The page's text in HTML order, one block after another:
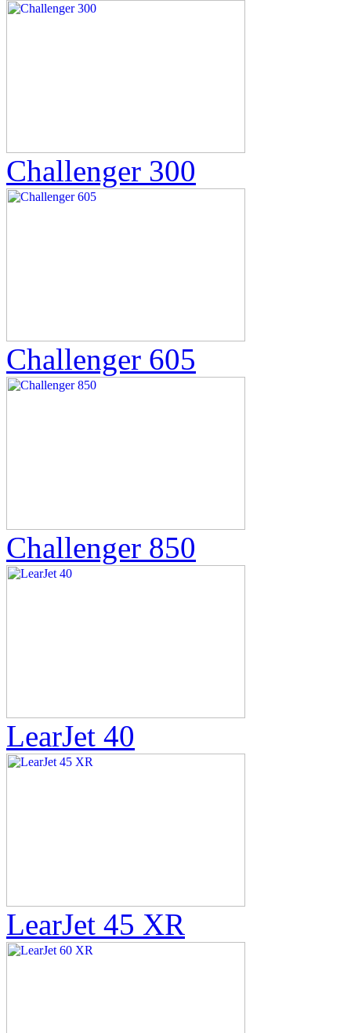
Challenger 300
Challenger 605
Challenger 850
LearJet 40
LearJet 45 XR